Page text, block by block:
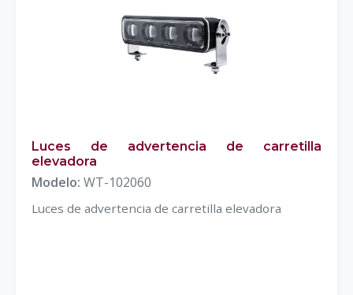
Luces de advertencia de carretilla
elevadora
Modelo: WT-102060
Luces de advertencia de carretilla elevadora